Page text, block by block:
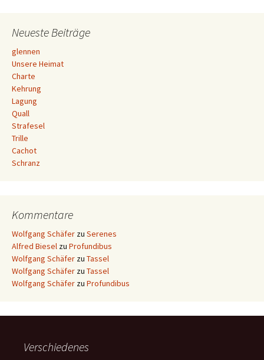
Navigation
Neueste Beiträge
glennen
Unsere Heimat
Charte
Kehrung
Lagung
Quall
Strafesel
Trille
Cachot
Schranz
Kommentare
Wolfgang Schäfer zu Serenes
Alfred Biesel zu Profundibus
Wolfgang Schäfer zu Tassel
Wolfgang Schäfer zu Tassel
Wolfgang Schäfer zu Profundibus
Verschiedenes